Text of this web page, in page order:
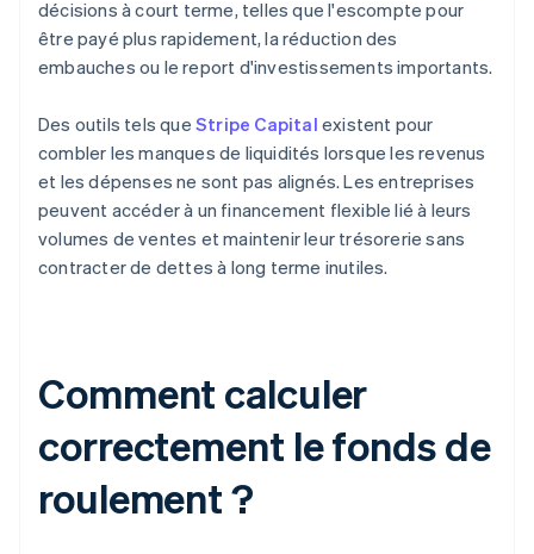
décisions à court terme, telles que l'escompte pour
être payé plus rapidement, la réduction des
embauches ou le report d'investissements importants.
Des outils tels que Stripe Capital existent pour
combler les manques de liquidités lorsque les revenus
et les dépenses ne sont pas alignés. Les entreprises
peuvent accéder à un financement flexible lié à leurs
volumes de ventes et maintenir leur trésorerie sans
contracter de dettes à long terme inutiles.
Comment calculer
correctement le fonds de
roulement ?